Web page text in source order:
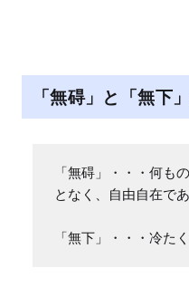
「無碍」と「無下
「無碍」・・・何も
となく、自由自在で
「無下」・・・冷た